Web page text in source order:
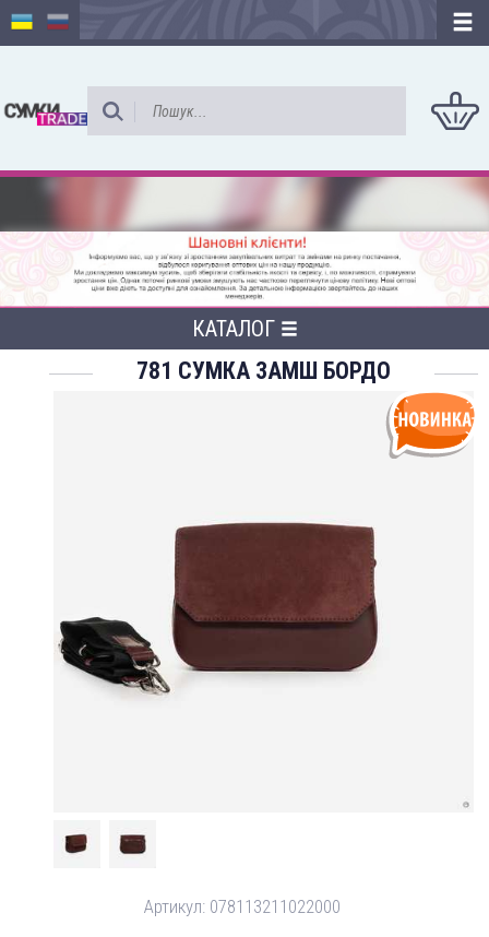
КАТАЛОГ
781 СУМКА ЗАМШ БОРДО
Артикул: 078113211022000